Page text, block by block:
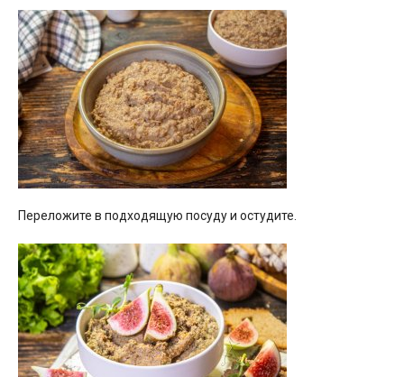
Переложите в подходящую посуду и остудите.